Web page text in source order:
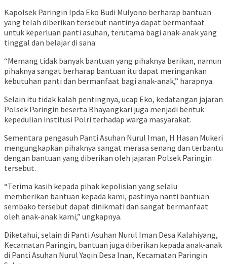
Kapolsek Paringin Ipda Eko Budi Mulyono berharap bantuan
yang telah diberikan tersebut nantinya dapat bermanfaat
untuk keperluan panti asuhan, terutama bagi anak-anak yang
tinggal dan belajar di sana.
“Memang tidak banyak bantuan yang pihaknya berikan, namun
pihaknya sangat berharap bantuan itu dapat meringankan
kebutuhan panti dan bermanfaat bagi anak-anak,” harapnya.
Selain itu tidak kalah pentingnya, ucap Eko, kedatangan jajaran
Polsek Paringin beserta Bhayangkari juga menjadi bentuk
kepedulian institusi Polri terhadap warga masyarakat.
Sementara pengasuh Panti Asuhan Nurul Iman, H Hasan Mukeri
mengungkapkan pihaknya sangat merasa senang dan terbantu
dengan bantuan yang diberikan oleh jajaran Polsek Paringin
tersebut.
“Terima kasih kepada pihak kepolisian yang selalu
memberikan bantuan kepada kami, pastinya nanti bantuan
sembako tersebut dapat dinikmati dan sangat bermanfaat
oleh anak-anak kami,” ungkapnya.
Diketahui, selain di Panti Asuhan Nurul Iman Desa Kalahiyang,
Kecamatan Paringin, bantuan juga diberikan kepada anak-anak
di Panti Asuhan Nurul Yaqin Desa Inan, Kecamatan Paringin